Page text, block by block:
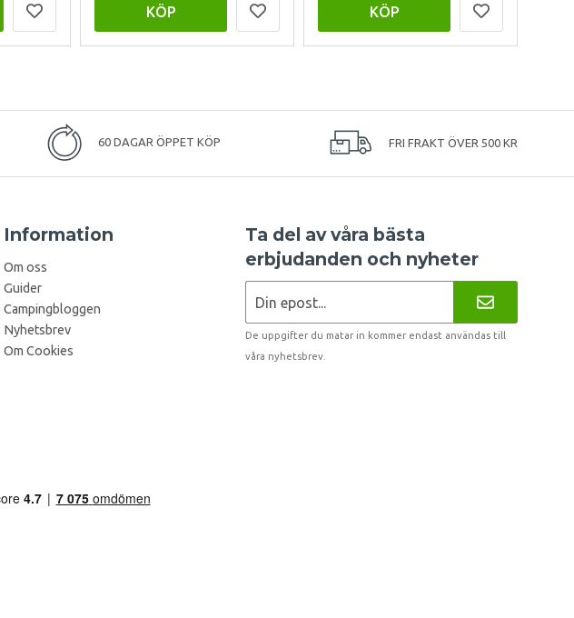
KÖP KÖP
60 DAGAR ÖPPET KÖP FRI FRAKT ÖVER 500 KR
Information
Om oss
Guider
Campingbloggen
Nyhetsbrev
Om Cookies
Ta del av våra bästa
erbjudanden och nyheter
De uppgifter du matar in kommer endast användas till
våra nyhetsbrev.